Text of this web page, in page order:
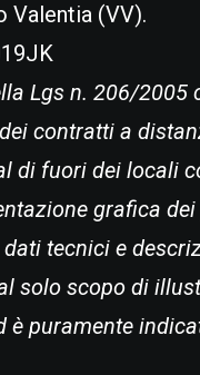
Valentia (VV).
Lgs n. 206/2005
contratti a
di fuori dei locali
grafica
tecnici e
solo scopo di
è puramente